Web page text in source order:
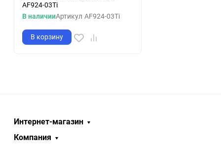
AF924-03Ti
В наличииАртикул AF924-03Ti
В корзину
Интернет-магазин
Компания